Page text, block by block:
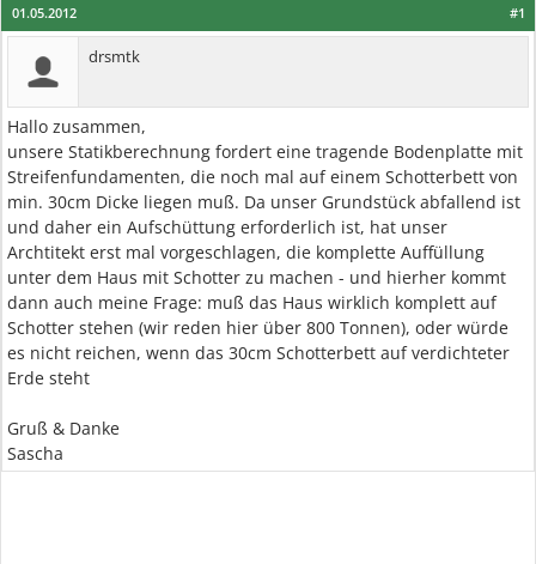
#1
01.05.2012
drsmtk
Hallo zusammen,
unsere Statikberechnung fordert eine tragende Bodenplatte mit
Streifenfundamenten, die noch mal auf einem Schotterbett von
min. 30cm Dicke liegen muß. Da unser Grundstück abfallend ist
und daher ein Aufschüttung erforderlich ist, hat unser
Archtitekt erst mal vorgeschlagen, die komplette Auffüllung
unter dem Haus mit Schotter zu machen - und hierher kommt
dann auch meine Frage: muß das Haus wirklich komplett auf
Schotter stehen (wir reden hier über 800 Tonnen), oder würde
es nicht reichen, wenn das 30cm Schotterbett auf verdichteter
Erde steht
Gruß & Danke
Sascha